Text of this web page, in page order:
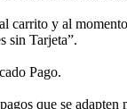
carrito y al
sin Tarjeta”.
Pago.
que se adapten